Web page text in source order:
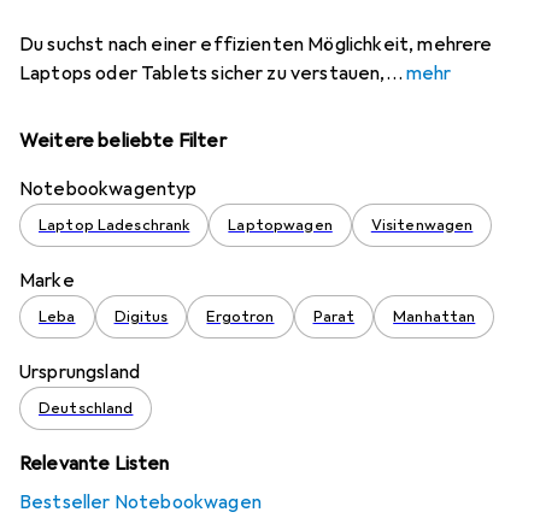
Du suchst nach einer effizienten Möglichkeit, mehrere
Laptops oder Tablets sicher zu verstauen,
mehr
Weitere beliebte Filter
Notebookwagentyp
Laptop Ladeschrank Laptopwagen Visitenwagen
Marke
Leba Digitus Ergotron Parat Manhattan
Ursprungsland
Deutschland
Relevante Listen
Bestseller Notebookwagen